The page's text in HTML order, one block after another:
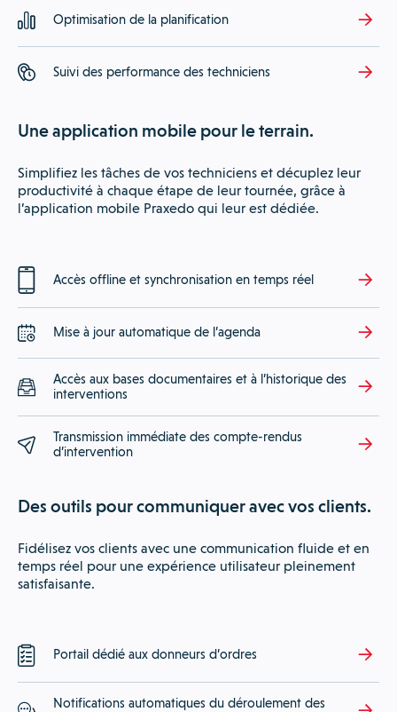
Optimisation de la planification
Suivi des performance des techniciens
Une application mobile pour le terrain.
Simplifiez les tâches de vos techniciens et décuplez leur
productivité à chaque étape de leur tournée, grâce à
l’application mobile Praxedo qui leur est dédiée.
Accès offline et synchronisation en temps réel
Mise à jour automatique de l’agenda
Accès aux bases documentaires et à l’historique des
interventions
Transmission immédiate des compte-rendus
d’intervention
Des outils pour communiquer avec vos clients.
Fidélisez vos clients avec une communication fluide et en
temps réel pour une expérience utilisateur pleinement
satisfaisante.
Portail dédié aux donneurs d’ordres
Notifications automatiques du déroulement des